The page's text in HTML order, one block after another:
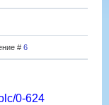
# 6
0-624